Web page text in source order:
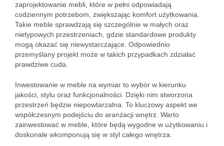
zaprojektowanie mebli, które w pełni odpowiadają
codziennym potrzebom, zwiększając komfort użytkowania.
Takie meble sprawdzają się szczególnie w małych oraz
nietypowych przestrzeniach, gdzie standardowe produkty
mogą okazać się niewystarczające. Odpowiednio
przemyślany projekt może w takich przypadkach zdziałać
prawdziwe cuda.
Inwestowanie w meble na wymiar to wybór w kierunku
jakości, stylu oraz funkcjonalności. Dzięki nim stworzona
przestrzeń będzie niepowtarzalna. To kluczowy aspekt we
współczesnym podejściu do aranżacji wnętrz. Warto
zainwestować w meble, które będą wygodne w użytkowaniu i
doskonale wkomponują się w styl całego wnętrza.